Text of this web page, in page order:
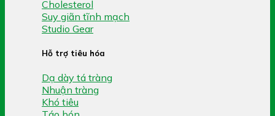
Cholesterol
Suy giãn tĩnh mạch
Studio Gear
Hỗ trợ tiêu hóa
Dạ dày tá tràng
Nhuận tràng
Khó tiêu